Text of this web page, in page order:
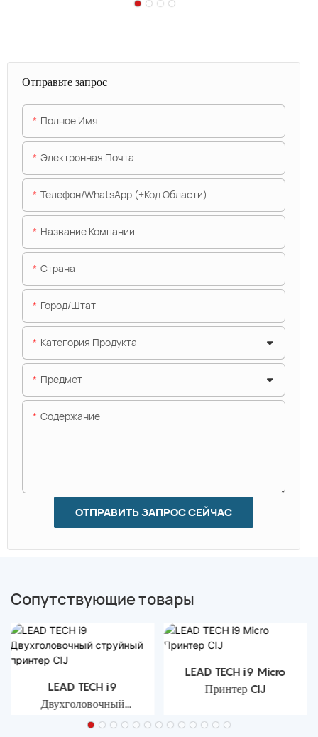
Отправьте запрос
Полное Имя
Электронная Почта
Телефон/WhatsApp (+код Области)
Название Компании
Страна
Город/штат
Категория Продукта
Предмет
Содержание
ОТПРАВИТЬ ЗАПРОС СЕЙЧАС
Сопутствующие товары
LEAD TECH i9
Двухголовочный
струйный принтер CIJ
LEAD TECH i9 Micro
Принтер CIJ